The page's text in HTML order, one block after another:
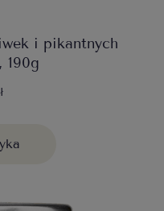
i pikantnych
190g